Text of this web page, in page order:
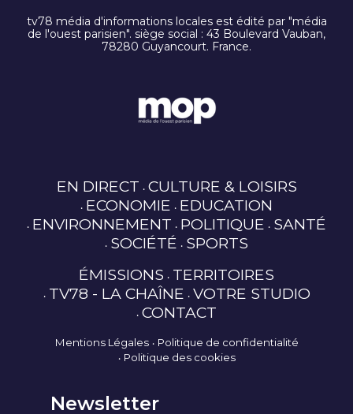
tv78 média d'informations locales est édité par "média
de l'ouest parisien". siège social : 43 Boulevard Vauban,
78280 Guyancourt. France.
EN DIRECT CULTURE & LOISIRS
ECONOMIE EDUCATION
ENVIRONNEMENT POLITIQUE SANTÉ
SOCIÉTÉ SPORTS
ÉMISSIONS TERRITOIRES
TV78 - LA CHAÎNE VOTRE STUDIO
CONTACT
Mentions Légales
Politique de confidentialité
Politique des cookies
Newsletter